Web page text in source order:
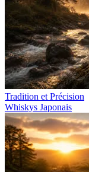
Tradition et Précision
Whiskys Japonais